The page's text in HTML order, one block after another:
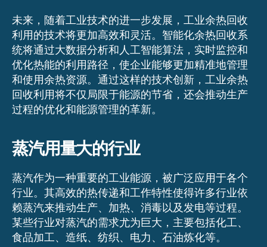
未来，随着工业技术的进一步发展，工业余热回收
利用的技术将更加高效和灵活。智能化余热回收系
统将通过大数据分析和人工智能算法，实时监控和
优化热能的利用路径，使企业能够更加精准地管理
和使用余热资源。通过这样的技术创新，工业余热
回收利用将不仅局限于能源的节省，还会推动生产
过程的优化和能源管理的革新。
蒸汽用量大的行业
蒸汽作为一种重要的工业能源，被广泛应用于各个
行业。其高效的热传递和工作特性使得许多行业依
赖蒸汽来推动生产、加热、消毒以及发电等过程。
某些行业对蒸汽的需求尤为巨大，主要包括化工、
食品加工、造纸、纺织、电力、石油炼化等。